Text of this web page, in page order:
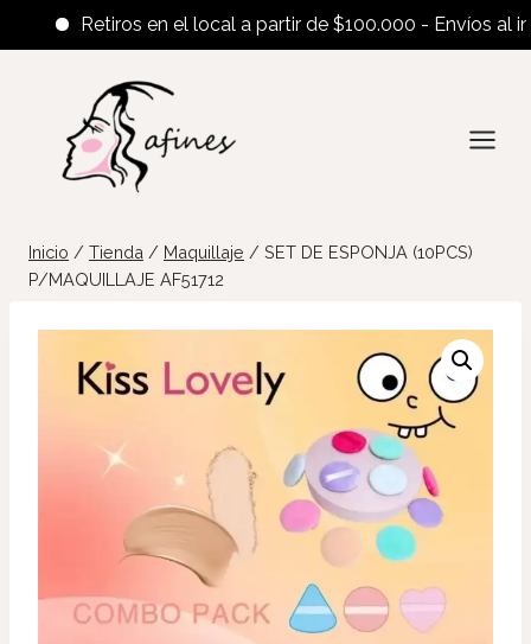
Retiros en el local a partir de $100.000 - Envíos al
contenido
Inicio / Tienda / Maquillaje / SET DE ESPONJA (10PCS)
P/MAQUILLAJE AF51712